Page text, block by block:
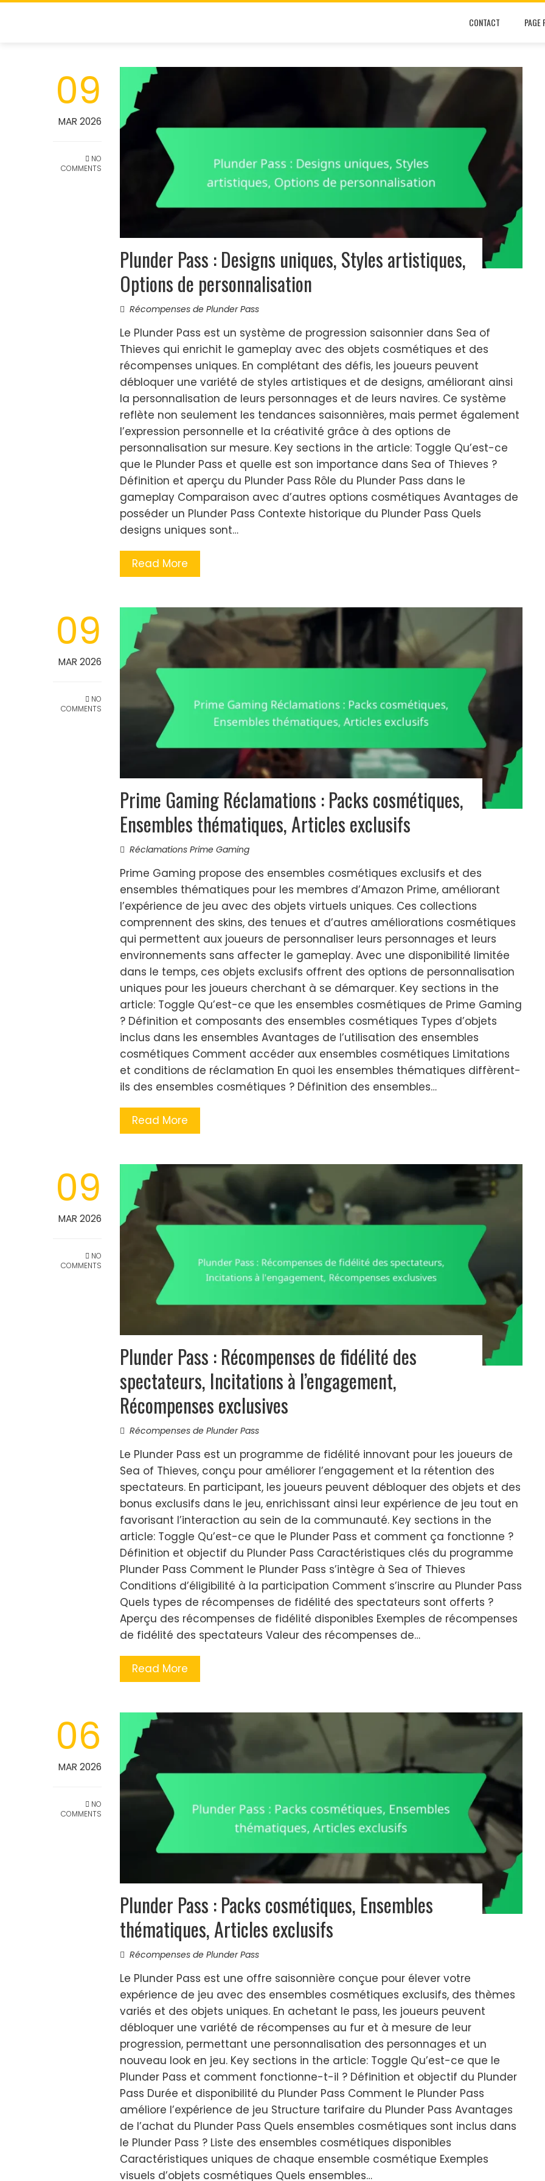
Skip
CONTACT PAGE
09
MAR 2026
NO
COMMENTS
Plunder Pass : Designs uniques, Styles artistiques,
Options de personnalisation
Récompenses de Plunder Pass
Le Plunder Pass est un système de progression saisonnier dans Sea of
Thieves qui enrichit le gameplay avec des objets cosmétiques et des
récompenses uniques. En complétant des défis, les joueurs peuvent
débloquer une variété de styles artistiques et de designs, améliorant ainsi
la personnalisation de leurs personnages et de leurs navires. Ce système
reflète non seulement les tendances saisonnières, mais permet également
l’expression personnelle et la créativité grâce à des options de
personnalisation sur mesure. Key sections in the article: Toggle Qu’est-ce
que le Plunder Pass et quelle est son importance dans Sea of Thieves ?
Définition et aperçu du Plunder Pass Rôle du Plunder Pass dans le
gameplay Comparaison avec d’autres options cosmétiques Avantages de
posséder un Plunder Pass Contexte historique du Plunder Pass Quels
designs uniques sont…
Read More
09
MAR 2026
NO
COMMENTS
Prime Gaming Réclamations : Packs cosmétiques,
Ensembles thématiques, Articles exclusifs
Réclamations Prime Gaming
Prime Gaming propose des ensembles cosmétiques exclusifs et des
ensembles thématiques pour les membres d’Amazon Prime, améliorant
l’expérience de jeu avec des objets virtuels uniques. Ces collections
comprennent des skins, des tenues et d’autres améliorations cosmétiques
qui permettent aux joueurs de personnaliser leurs personnages et leurs
environnements sans affecter le gameplay. Avec une disponibilité limitée
dans le temps, ces objets exclusifs offrent des options de personnalisation
uniques pour les joueurs cherchant à se démarquer. Key sections in the
article: Toggle Qu’est-ce que les ensembles cosmétiques de Prime Gaming
? Définition et composants des ensembles cosmétiques Types d’objets
inclus dans les ensembles Avantages de l’utilisation des ensembles
cosmétiques Comment accéder aux ensembles cosmétiques Limitations
et conditions de réclamation En quoi les ensembles thématiques diffèrent-
ils des ensembles cosmétiques ? Définition des ensembles…
Read More
09
MAR 2026
NO
COMMENTS
Plunder Pass : Récompenses de fidélité des
spectateurs, Incitations à l’engagement,
Récompenses exclusives
Récompenses de Plunder Pass
Le Plunder Pass est un programme de fidélité innovant pour les joueurs de
Sea of Thieves, conçu pour améliorer l’engagement et la rétention des
spectateurs. En participant, les joueurs peuvent débloquer des objets et des
bonus exclusifs dans le jeu, enrichissant ainsi leur expérience de jeu tout en
favorisant l’interaction au sein de la communauté. Key sections in the
article: Toggle Qu’est-ce que le Plunder Pass et comment ça fonctionne ?
Définition et objectif du Plunder Pass Caractéristiques clés du programme
Plunder Pass Comment le Plunder Pass s’intègre à Sea of Thieves
Conditions d’éligibilité à la participation Comment s’inscrire au Plunder Pass
Quels types de récompenses de fidélité des spectateurs sont offerts ?
Aperçu des récompenses de fidélité disponibles Exemples de récompenses
de fidélité des spectateurs Valeur des récompenses de…
Read More
06
MAR 2026
NO
COMMENTS
Plunder Pass : Packs cosmétiques, Ensembles
thématiques, Articles exclusifs
Récompenses de Plunder Pass
Le Plunder Pass est une offre saisonnière conçue pour élever votre
expérience de jeu avec des ensembles cosmétiques exclusifs, des thèmes
variés et des objets uniques. En achetant le pass, les joueurs peuvent
débloquer une variété de récompenses au fur et à mesure de leur
progression, permettant une personnalisation des personnages et un
nouveau look en jeu. Key sections in the article: Toggle Qu’est-ce que le
Plunder Pass et comment fonctionne-t-il ? Définition et objectif du Plunder
Pass Durée et disponibilité du Plunder Pass Comment le Plunder Pass
améliore l’expérience de jeu Structure tarifaire du Plunder Pass Avantages
de l’achat du Plunder Pass Quels ensembles cosmétiques sont inclus dans
le Plunder Pass ? Liste des ensembles cosmétiques disponibles
Caractéristiques uniques de chaque ensemble cosmétique Exemples
visuels d’objets cosmétiques Quels ensembles…